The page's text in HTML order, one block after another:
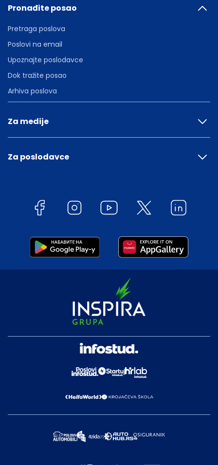
Pronađite posao
Pretraga poslova
Poslovi na email
Upoznajte poslodavce
Dok tražite posao
Arhiva poslova
Za medije
Za poslodavce